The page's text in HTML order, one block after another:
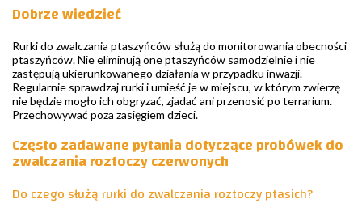
Dobrze wiedzieć
Rurki do zwalczania ptaszyńców służą do monitorowania obecności
ptaszyńców. Nie eliminują one ptaszyńców samodzielnie i nie
zastępują ukierunkowanego działania w przypadku inwazji.
Regularnie sprawdzaj rurki i umieść je w miejscu, w którym zwierzę
nie będzie mogło ich obgryzać, zjadać ani przenosić po terrarium.
Przechowywać poza zasięgiem dzieci.
Często zadawane pytania dotyczące probówek do
zwalczania roztoczy czerwonych
Do czego służą rurki do zwalczania roztoczy ptasich?